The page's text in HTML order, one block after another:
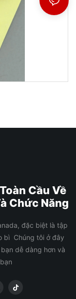
Cầu Về
Chức Năng
đặc biệt là tập
bì Chúng tôi ở đây
dễ dàng hơn và